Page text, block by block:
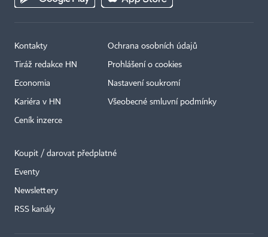
Kontakty
Tiráž redakce HN
Economia
Kariéra v HN
Ceník inzerce
Ochrana osobních údajů
Prohlášení o cookies
Nastavení soukromí
Všeobecné smluvní podmínky
Koupit / darovat předplatné
Eventy
Newslettery
RSS kanály